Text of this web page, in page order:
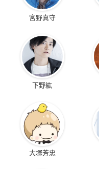
宮野真守
下野紘
大塚芳忠